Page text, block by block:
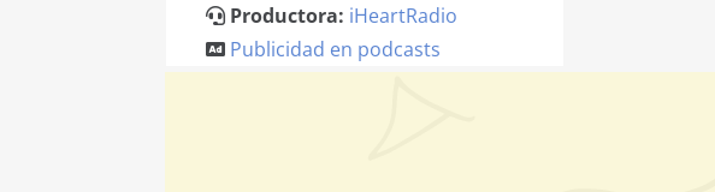
Productora: iHeartRadio
Publicidad en podcasts